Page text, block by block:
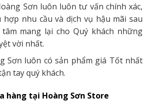
Sơn luôn luôn tư vấn chính xác,
hợp nhu cầu và dịch vụ hậu mãi sau
mang lại cho Quý khách những
vời nhất.
Sơn luôn có sản phẩm giá Tốt nhất
tay quý khách.
hàng tại Hoàng Sơn Store